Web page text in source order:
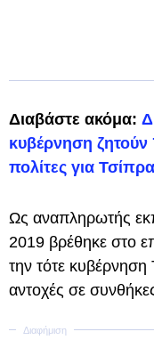
Διαβάστε ακόμα:
κυβέρνηση ζητούν
πολίτες για
Ως αναπληρωτής
2019 βρέθηκε στο
την τότε κυβέρνηση
αντοχές σε